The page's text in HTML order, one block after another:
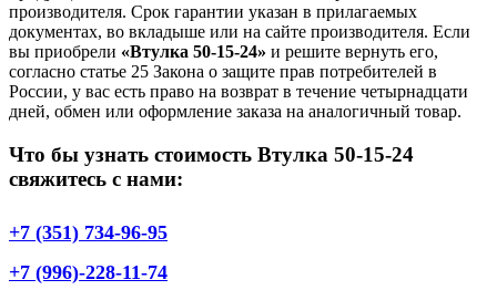
производителя. Срок гарантии указан в прилагаемых
документах, во вкладыше или на сайте производителя. Если
вы приобрели «Втулка 50-15-24» и решите вернуть его,
согласно статье 25 Закона о защите прав потребителей в
России, у вас есть право на возврат в течение четырнадцати
дней, обмен или оформление заказа на аналогичный товар.
Что бы узнать стоимость Втулка 50-15-24
свяжитесь с нами:
+7 (351) 734-96-95
+7 (996)-228-11-74